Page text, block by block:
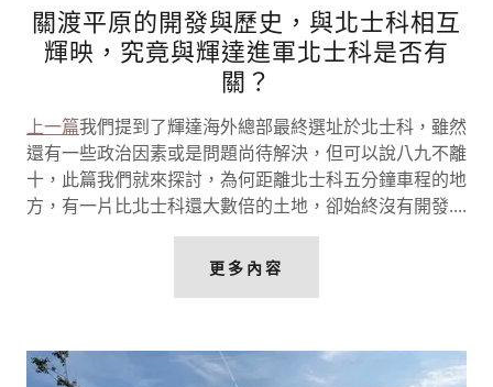
關渡平原的開發與歷史，與北士科相互
輝映，究竟與輝達進軍北士科是否有
關？
上一篇我們提到了輝達海外總部最終選址於北士科，雖然
還有一些政治因素或是問題尚待解決，但可以說八九不離
十，此篇我們就來探討，為何距離北士科五分鐘車程的地
方，有一片比北士科還大數倍的土地，卻始終沒有開發....
更多內容